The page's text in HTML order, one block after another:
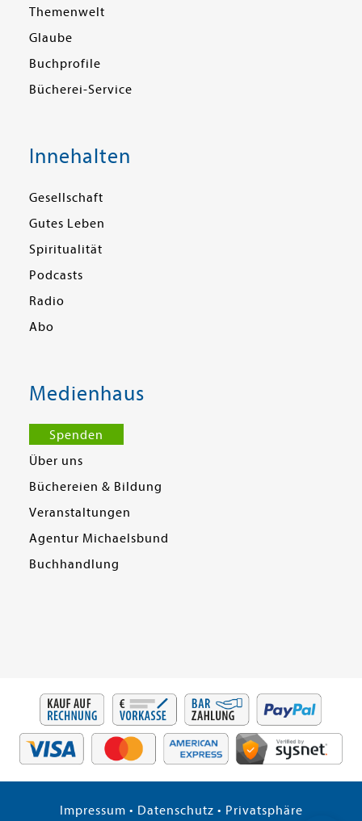
Themenwelt
Glaube
Buchprofile
Bücherei-Service
Innehalten
Gesellschaft
Gutes Leben
Spiritualität
Podcasts
Radio
Abo
Medienhaus
Spenden
Über uns
Büchereien & Bildung
Veranstaltungen
Agentur Michaelsbund
Buchhandlung
Impressum • Datenschutz • Privatsphäre